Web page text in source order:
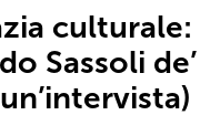
culturale:
Sassoli